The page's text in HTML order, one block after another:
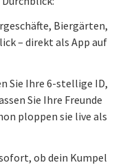
Biergärten,
– direkt als App auf
Sie Ihre 6-stellige ID,
Sie Ihre Freunde
ploppen sie live als
ob dein Kumpel